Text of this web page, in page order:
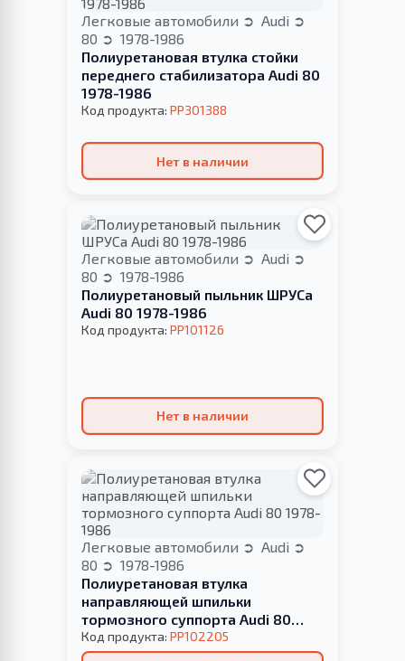
Легковые автомобили
Audi
80
1978-1986
Полиуретановая втулка стойки
переднего стабилизатора Audi 80
1978-1986
Код продукта: PP301388
Нет в наличии
Легковые автомобили
Audi
80
1978-1986
Полиуретановый пыльник ШРУСа
Audi 80 1978-1986
Код продукта: PP101126
Нет в наличии
Легковые автомобили
Audi
80
1978-1986
Полиуретановая втулка
направляющей шпильки
тормозного суппорта Audi 80
1978-1986
Код продукта: PP102205